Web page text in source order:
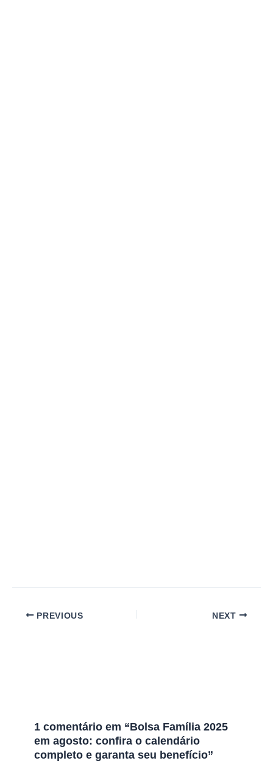
PREVIOUS NEXT
1 comentário em “Bolsa Família 2025
em agosto: confira o calendário
completo e garanta seu benefício”